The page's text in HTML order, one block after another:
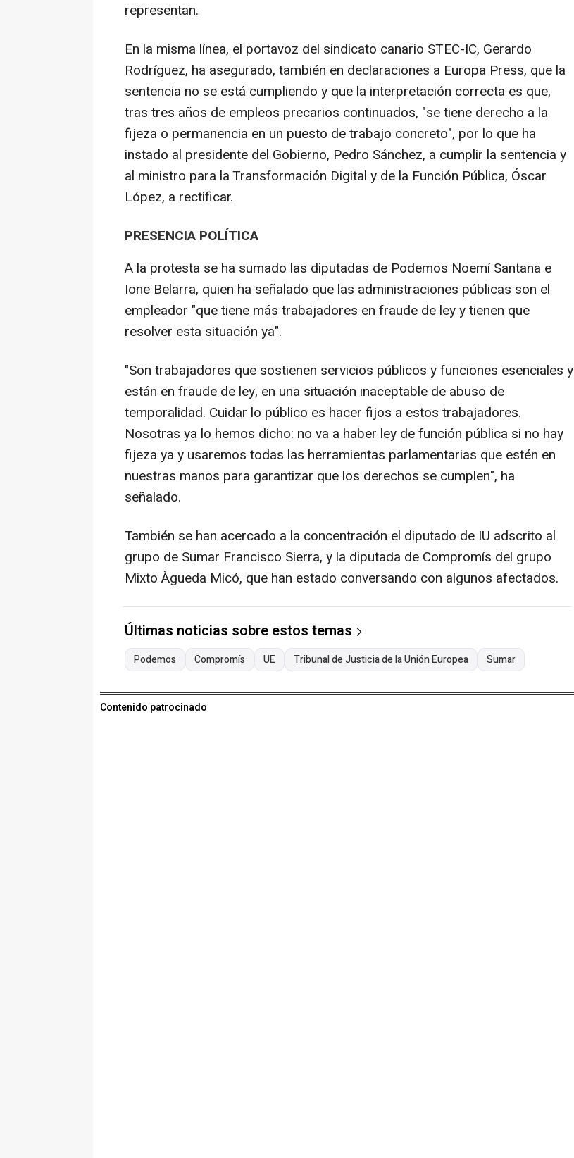
representan.
En la misma línea, el portavoz del sindicato canario STEC-IC, Gerardo
Rodríguez, ha asegurado, también en declaraciones a Europa Press, que la
sentencia no se está cumpliendo y que la interpretación correcta es que,
tras tres años de empleos precarios continuados, "se tiene derecho a la
fijeza o permanencia en un puesto de trabajo concreto", por lo que ha
instado al presidente del Gobierno, Pedro Sánchez, a cumplir la sentencia y
al ministro para la Transformación Digital y de la Función Pública, Óscar
López, a rectificar.
PRESENCIA POLÍTICA
A la protesta se ha sumado las diputadas de Podemos Noemí Santana e
Ione Belarra, quien ha señalado que las administraciones públicas son el
empleador "que tiene más trabajadores en fraude de ley y tienen que
resolver esta situación ya".
"Son trabajadores que sostienen servicios públicos y funciones esenciales y
están en fraude de ley, en una situación inaceptable de abuso de
temporalidad. Cuidar lo público es hacer fijos a estos trabajadores.
Nosotras ya lo hemos dicho: no va a haber ley de función pública si no hay
fijeza ya y usaremos todas las herramientas parlamentarias que estén en
nuestras manos para garantizar que los derechos se cumplen", ha
señalado.
También se han acercado a la concentración el diputado de IU adscrito al
grupo de Sumar Francisco Sierra, y la diputada de Compromís del grupo
Mixto Àgueda Micó, que han estado conversando con algunos afectados.
Últimas noticias sobre estos temas
Podemos Compromís UE Tribunal de Justicia de la Unión Europea Sumar
Contenido patrocinado